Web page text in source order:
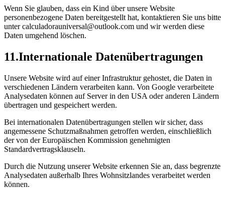
Wenn Sie glauben, dass ein Kind über unsere Website
personenbezogene Daten bereitgestellt hat, kontaktieren Sie uns bitte
unter calculadorauniversal@outlook.com und wir werden diese
Daten umgehend löschen.
11.Internationale Datenübertragungen
Unsere Website wird auf einer Infrastruktur gehostet, die Daten in
verschiedenen Ländern verarbeiten kann. Von Google verarbeitete
Analysedaten können auf Server in den USA oder anderen Ländern
übertragen und gespeichert werden.
Bei internationalen Datenübertragungen stellen wir sicher, dass
angemessene Schutzmaßnahmen getroffen werden, einschließlich
der von der Europäischen Kommission genehmigten
Standardvertragsklauseln.
Durch die Nutzung unserer Website erkennen Sie an, dass begrenzte
Analysedaten außerhalb Ihres Wohnsitzlandes verarbeitet werden
können.